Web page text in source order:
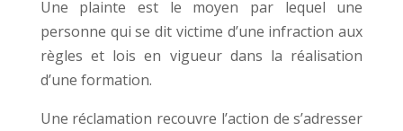
Une plainte est le moyen par lequel une
personne qui se dit victime d’une infraction aux
règles et lois en vigueur dans la réalisation
d’une formation.
Une réclamation recouvre l’action de s’adresser